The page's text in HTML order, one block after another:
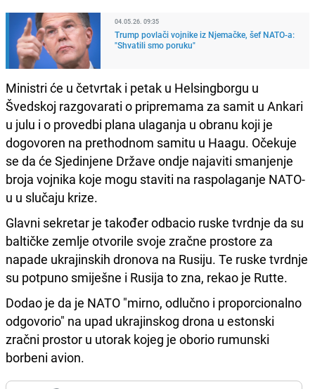
04.05.26. 09:35
Trump povlači vojnike iz Njemačke, šef NATO-a:
"Shvatili smo poruku"
Ministri će u četvrtak i petak u Helsingborgu u
Švedskoj razgovarati o pripremama za samit u Ankari
u julu i o provedbi plana ulaganja u obranu koji je
dogovoren na prethodnom samitu u Haagu. Očekuje
se da će Sjedinjene Države ondje najaviti smanjenje
broja vojnika koje mogu staviti na raspolaganje NATO-
u u slučaju krize.
Glavni sekretar je također odbacio ruske tvrdnje da su
baltičke zemlje otvorile svoje zračne prostore za
napade ukrajinskih dronova na Rusiju. Te ruske tvrdnje
su potpuno smiješne i Rusija to zna, rekao je Rutte.
Dodao je da je NATO "mirno, odlučno i proporcionalno
odgovorio" na upad ukrajinskog drona u estonski
zračni prostor u utorak kojeg je oborio rumunski
borbeni avion.